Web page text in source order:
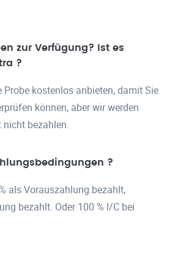
zur Verfügung? Ist es
?
Probe kostenlos anbieten, damit Sie
können, aber wir werden
nicht bezahlen.
?
als Vorauszahlung bezahlt,
bezahlt. Oder 100 % l/C bei